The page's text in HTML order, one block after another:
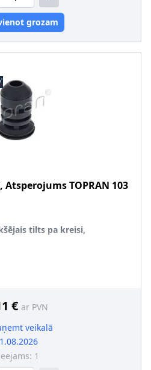
grozam
AtsperojumsTOPRAN 103
tilts pa kreisi,
€ ar PVN
veikalā
1